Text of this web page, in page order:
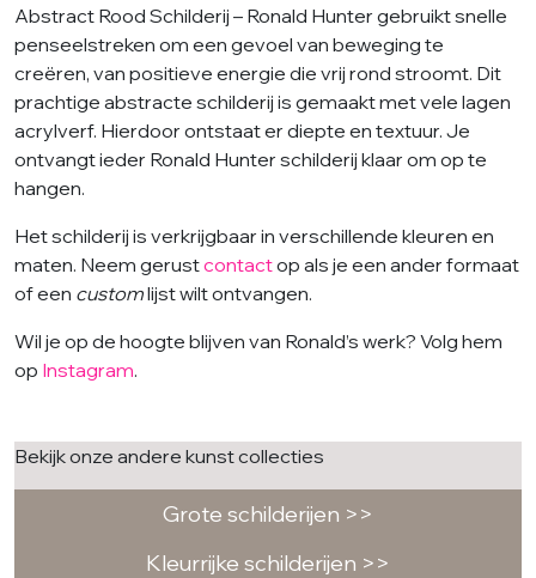
Abstract Rood Schilderij – Ronald Hunter gebruikt snelle
penseelstreken om een gevoel van beweging te
creëren, van positieve energie die vrij rond stroomt. Dit
prachtige abstracte schilderij is gemaakt met vele lagen
acrylverf. Hierdoor ontstaat er diepte en textuur. Je
ontvangt ieder Ronald Hunter schilderij klaar om op te
hangen.
Het schilderij is verkrijgbaar in verschillende kleuren en
maten. Neem gerustcontactop als je een ander formaat
of een customlijst wilt ontvangen.
Wil je op de hoogte blijven van Ronald’s werk? Volg hem
op Instagram.
Bekijk onze andere kunst collecties
Grote schilderijen >>
Kleurrijke schilderijen >>